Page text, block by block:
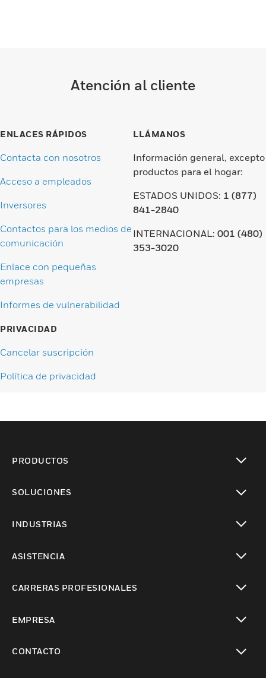
Atención al cliente
ENLACES RÁPIDOS
Contacta con nosotros
Acceso a empleados
Inversores
Contactos para los medios de
comunicación
Enlace con pequeñas
empresas
Informes de vulnerabilidad
LLÁMANOS
Información general, excepto
productos para el hogar:
ESTADOS UNIDOS: 1 (877)
841-2840
INTERNACIONAL: 001 (480)
353-3020
PRIVACIDAD
Cancelar suscripción
Política de privacidad
PRODUCTOS
SOLUCIONES
INDUSTRIAS
ASISTENCIA
CARRERAS PROFESIONALES
EMPRESA
CONTACTO